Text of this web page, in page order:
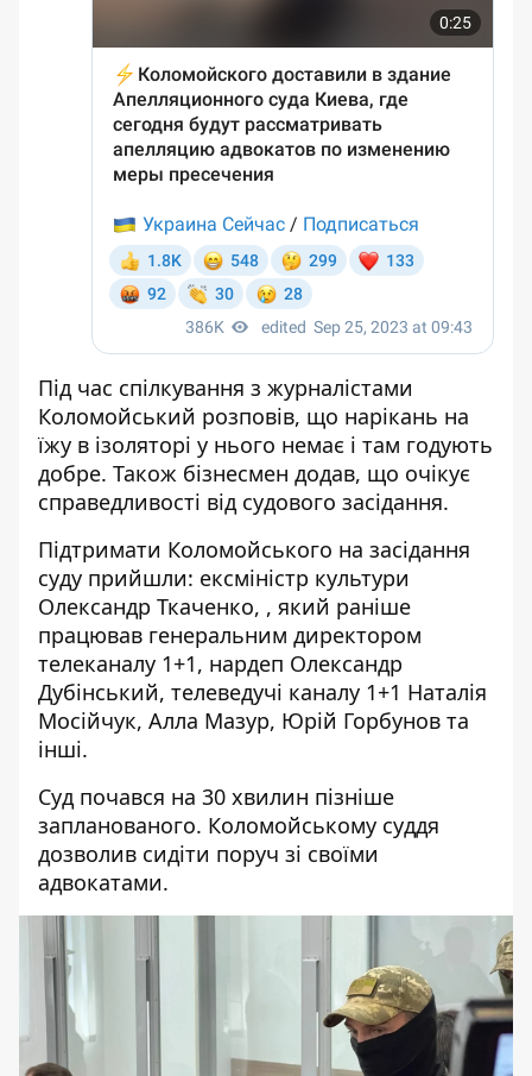
Під час спілкування з журналістами
Коломойський розповів, що нарікань на
їжу в ізоляторі у нього немає і там годують
добре. Також бізнесмен додав, що очікує
справедливості від судового засідання.
Підтримати Коломойського на засідання
суду прийшли: ексміністр культури
Олександр Ткаченко, , який раніше
працював генеральним директором
телеканалу 1+1, нардеп Олександр
Дубінський, телеведучі каналу 1+1 Наталія
Мосійчук, Алла Мазур, Юрій Горбунов та
інші.
Суд почався на 30 хвилин пізніше
запланованого. Коломойському суддя
дозволив сидіти поруч зі своїми
адвокатами.